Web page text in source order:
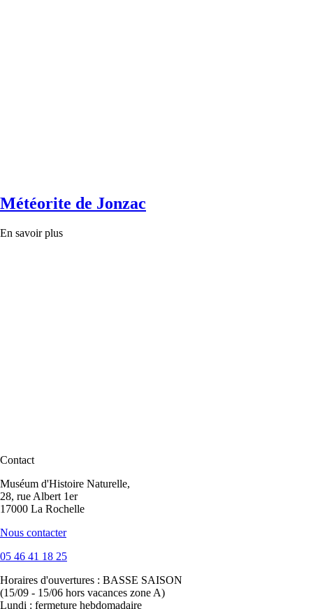
Météorite de Jonzac
En savoir plus
Contact
Muséum d'Histoire Naturelle,
28, rue Albert 1er
17000 La Rochelle
Nous contacter
05 46 41 18 25
Horaires d'ouvertures : BASSE SAISON
(15/09 - 15/06 hors vacances zone A)
Lundi : fermeture hebdomadaire